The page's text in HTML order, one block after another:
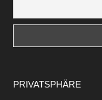
PRIVATSPHÄRE